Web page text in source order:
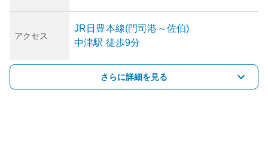
アクセス
JR日豊本線(門司港～佐伯)
中津駅 徒歩9分
さらに詳細を見る